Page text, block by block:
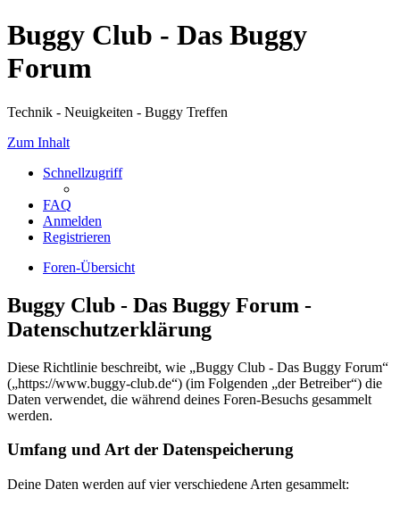
Buggy Club - Das Buggy
Forum
Technik - Neuigkeiten - Buggy Treffen
Zum Inhalt
Schnellzugriff
FAQ
Anmelden
Registrieren
Foren-Übersicht
Buggy Club - Das Buggy Forum -
Datenschutzerklärung
Diese Richtlinie beschreibt, wie „Buggy Club - Das Buggy Forum“
(„https://www.buggy-club.de“) (im Folgenden „der Betreiber“) die
Daten verwendet, die während deines Foren-Besuchs gesammelt
werden.
Umfang und Art der Datenspeicherung
Deine Daten werden auf vier verschiedene Arten gesammelt: